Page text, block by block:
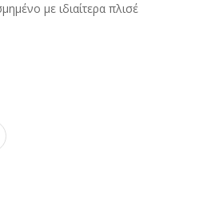
με ιδιαίτερα πλισέ